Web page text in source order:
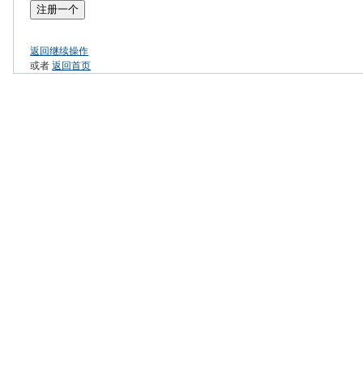
注册一个
返回继续操作
或者返回首页